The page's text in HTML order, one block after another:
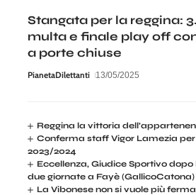
Stangata per la reggina:
multa e finale play off
a porte chiuse
PianetaDilettanti 13/05/2025
Reggina la vittoria
Conferma staff Vigor Lamezia
2023/2024
Eccellenza, Giudice Sportivo
due giornate a Fayè
La Vibonese non si vuole più